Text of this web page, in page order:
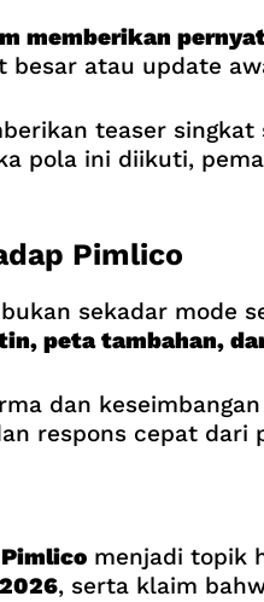
memberikan
atau update
teaser
pola ini diikuti,
Pimlico
sekadar mode
peta tambahan,
dan
respons cepat dari
Pimlicomenjadi topik
, serta klaim